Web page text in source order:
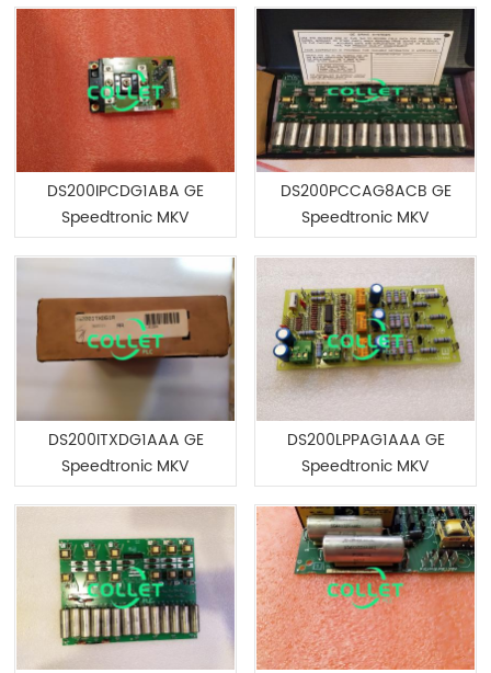
DS200IPCDG1ABA GE
Speedtronic MKV
DS200PCCAG8ACB GE
Speedtronic MKV
DS200ITXDG1AAA GE
Speedtronic MKV
DS200LPPAG1AAA GE
Speedtronic MKV